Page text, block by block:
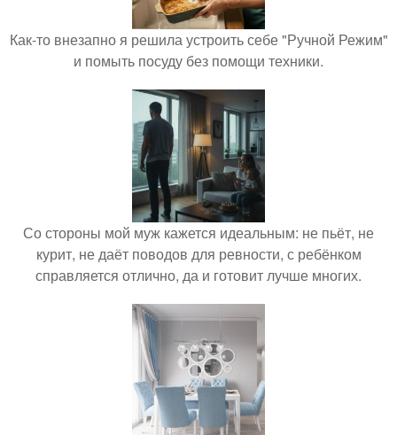
Как-то внезапно я решила устроить себе "Ручной Режим"
и помыть посуду без помощи техники.
Со стороны мой муж кажется идеальным: не пьёт, не
курит, не даёт поводов для ревности, с ребёнком
справляется отлично, да и готовит лучше многих.